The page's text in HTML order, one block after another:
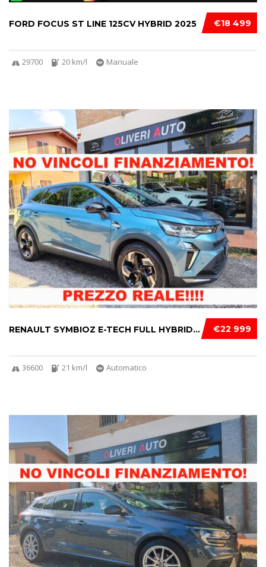
€18 499
FORD FOCUS ST LINE 125CV HYBRID 2025
29700 20 km/l Manuale
€22 999
RENAULT SYMBIOZ E-TECH FULL HYBRID 145CV TEC...
36600 21 km/l Automatico